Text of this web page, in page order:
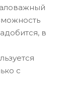
в
с